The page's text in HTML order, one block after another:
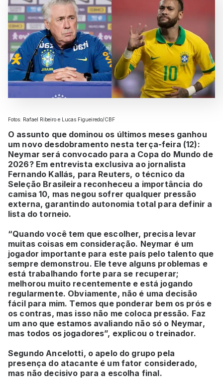
Fotos: Rafael Ribeiro e Lucas Figueiredo/CBF
O assunto que dominou os últimos meses ganhou
um novo desdobramento nesta terça-feira (12):
Neymar será convocado para a Copa do Mundo de
2026? Em entrevista exclusiva ao jornalista
Fernando Kallás, para Reuters, o técnico da
Seleção Brasileira reconheceu a importância do
camisa 10, mas negou sofrer qualquer pressão
externa, garantindo autonomia total para definir a
lista do torneio.
“Quando você tem que escolher, precisa levar
muitas coisas em consideração. Neymar é um
jogador importante para este país pelo talento que
sempre demonstrou. Ele teve alguns problemas e
está trabalhando forte para se recuperar;
melhorou muito recentemente e está jogando
regularmente. Obviamente, não é uma decisão
fácil para mim. Temos que ponderar bem os prós e
os contras, mas isso não me coloca pressão. Faz
um ano que estamos avaliando não só o Neymar,
mas todos os jogadores”, explicou o treinador.
Segundo Ancelotti, o apelo do grupo pela
presença do atacante é um fator considerado,
mas não decisivo para a escolha final.